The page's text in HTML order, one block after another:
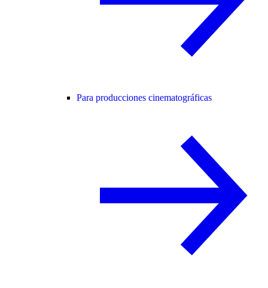
Para producciones cinematográficas